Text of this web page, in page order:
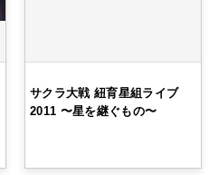
サクラ大戦 紐育星組ライブ
2011 〜星を継ぐもの〜